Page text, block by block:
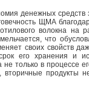
денежных средств
ЩМА
волокна на
что
своих свойств
его хранения и
только в процессе
вторичные продукты